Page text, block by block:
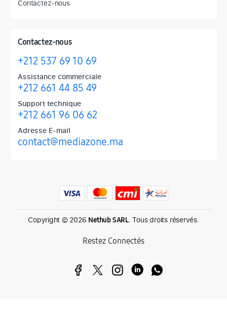
Contactez-nous
Contactez-nous
+212 537 69 10 69
Assistance commerciale
+212 661 44 85 49
Support technique
+212 661 96 06 62
Adresse E-mail
contact@mediazone.ma
Produits phares chez Mediazone
Retrouvez chez Mediazone les références incontournables :
Copyright © 2026 Nethub SARL. Tous droits réservés.
Restez Connectés